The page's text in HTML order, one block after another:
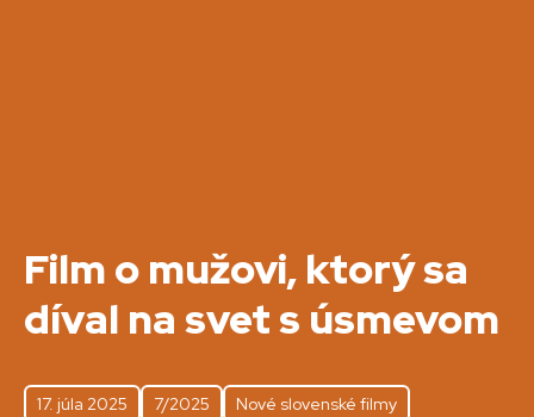
Film o mužovi, ktorý sa
díval na svet s úsmevom
17. júla 2025 7/2025
Nové slovenské filmy